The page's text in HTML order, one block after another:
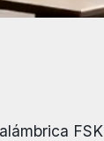
FSK